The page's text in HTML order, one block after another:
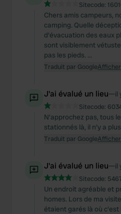
Sitecode:
Chers amis campeurs,
camping. Quelle
d'évacuation des eaux
sont visiblement
pas les pieds. ...
Traduit par Google
J'ai évalué un lieu—il
Sitecode:
N'approchez pas, tous
stationnés là, il n'y a
Traduit par Google
J'ai évalué un lieu—il
Sitecode:
Un endroit agréable et
homes. Lors de ma
étaient garés là où